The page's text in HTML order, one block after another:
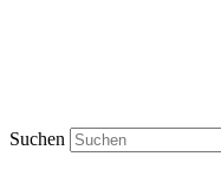
Suchen